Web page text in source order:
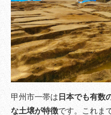
甲州市一帯は 日本でも有数
な土壌が特徴です。これま